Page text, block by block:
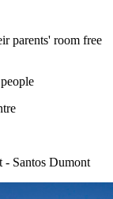
parents' room free
- Santos Dumont